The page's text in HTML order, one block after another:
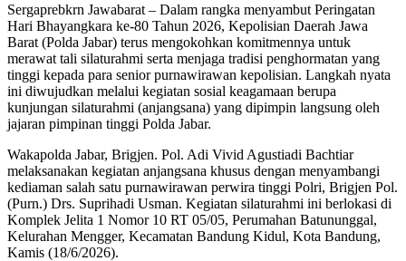
Sergaprebkrn Jawabarat – Dalam rangka menyambut Peringatan
Hari Bhayangkara ke-80 Tahun 2026, Kepolisian Daerah Jawa
Barat (Polda Jabar) terus mengokohkan komitmennya untuk
merawat tali silaturahmi serta menjaga tradisi penghormatan yang
tinggi kepada para senior purnawirawan kepolisian. Langkah nyata
ini diwujudkan melalui kegiatan sosial keagamaan berupa
kunjungan silaturahmi (anjangsana) yang dipimpin langsung oleh
jajaran pimpinan tinggi Polda Jabar.
Wakapolda Jabar, Brigjen. Pol. Adi Vivid Agustiadi Bachtiar
melaksanakan kegiatan anjangsana khusus dengan menyambangi
kediaman salah satu purnawirawan perwira tinggi Polri, Brigjen Pol.
(Purn.) Drs. Suprihadi Usman. Kegiatan silaturahmi ini berlokasi di
Komplek Jelita 1 Nomor 10 RT 05/05, Perumahan Batununggal,
Kelurahan Mengger, Kecamatan Bandung Kidul, Kota Bandung,
Kamis (18/6/2026).